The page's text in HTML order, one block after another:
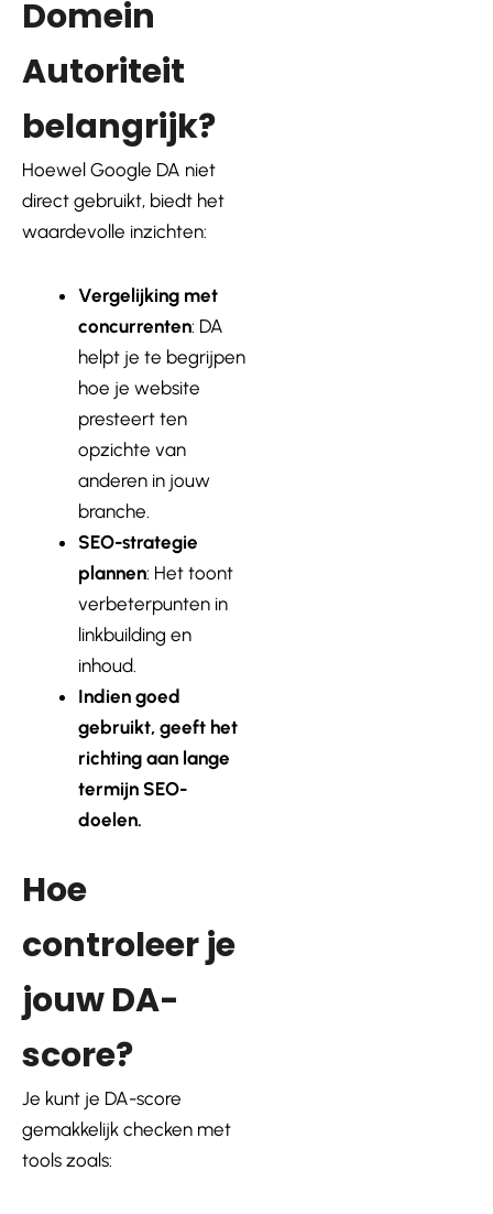
Domein
Autoriteit
belangrijk?
Hoewel Google DA niet
direct gebruikt, biedt het
waardevolle inzichten:
Vergelijking met
concurrenten: DA
helpt je te begrijpen
hoe je website
presteert ten
opzichte van
anderen in jouw
branche.
SEO-strategie
plannen: Het toont
verbeterpunten in
linkbuilding en
inhoud.
Indien goed
gebruikt, geeft het
richting aan lange
termijn SEO-
doelen.
Hoe
controleer je
jouw DA-
score?
Je kunt je DA-score
gemakkelijk checken met
tools zoals: